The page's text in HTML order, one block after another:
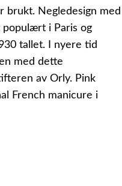
Negledesign med
populært i Paris og
tallet. I nyere tid
med dette
av Orly. Pink
French manicure i